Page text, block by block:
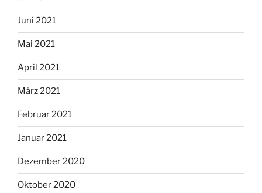
Juni 2021
Mai 2021
April 2021
März 2021
Februar 2021
Januar 2021
Dezember 2020
Oktober 2020